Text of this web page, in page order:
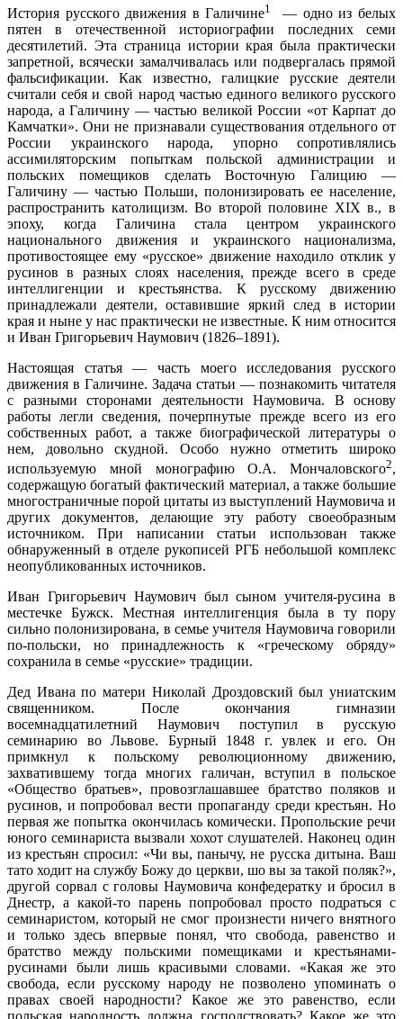
История русского движения в Галичине1
— одно из белых
пятен в отечественной историографии последних семи
десятилетий. Эта страница истории края была практически
запретной, всячески замалчивалась или подвергалась прямой
фальсификации. Как известно, галицкие русские деятели
считали себя и свой народ частью единого великого русского
народа, а Галичину — частью великой России «от Карпат до
Камчатки». Они не признавали существования отдельного от
России украинского народа, упорно сопротивлялись
ассимиляторским попыткам польской администрации и
польских помещиков сделать Восточную Галицию —
Галичину — частью Польши, полонизировать ее население,
распространить католицизм. Во второй половине XIX в., в
эпоху, когда Галичина стала центром украинского
национального движения и украинского национализма,
противостоящее ему «русское» движение находило отклик у
русинов в разных слоях населения, прежде всего в среде
интеллигенции и крестьянства. К русскому движению
принадлежали деятели, оставившие яркий след в истории
края и ныне у нас практически не известные. К ним относится
и Иван Григорьевич Наумович (1826–1891).
Настоящая статья — часть моего исследования русского
движения в Галичине. Задача статьи — познакомить читателя
с разными сторонами деятельности Наумовича. В основу
работы легли сведения, почерпнутые прежде всего из его
собственных работ, а также биографической литературы о
нем, довольно скудной. Особо нужно отметить широко
используемую мной монографию О.А. Мончаловского2,
содержащую богатый фактический материал, а также большие
многостраничные порой цитаты из выступлений Наумовича и
других документов, делающие эту работу своеобразным
источником. При написании статьи использован также
обнаруженный в отделе рукописей РГБ небольшой комплекс
неопубликованных источников.
Иван Григорьевич Наумович был сыном учителя-русина в
местечке Бужск. Местная интеллигенция была в ту пору
сильно полонизирована, в семье учителя Наумовича говорили
по-польски, но принадлежность к «греческому обряду»
сохранила в семье «русские» традиции.
Дед Ивана по матери Николай Дроздовский был униатским
священником. После окончания гимназии
восемнадцатилетний Наумович поступил в русскую
семинарию во Львове. Бурный 1848 г. увлек и его. Он
примкнул к польскому революционному движению,
захватившему тогда многих галичан, вступил в польское
«Общество братьев», провозглашавшее братство поляков и
русинов, и попробовал вести пропаганду среди крестьян. Но
первая же попытка окончилась комически. Пропольские речи
юного семинариста вызвали хохот слушателей. Наконец один
из крестьян спросил: «Чи вы, панычу, не русска дитына. Ваш
тато ходит на службу Божу до церкви, шо вы за такой поляк?»,
другой сорвал с головы Наумовича конфедератку и бросил в
Днестр, а какой-то парень попробовал просто подраться с
семинаристом, который не смог произнести ничего внятного
и только здесь впервые понял, что свобода, равенство и
братство между польскими помещиками и крестьянами-
русинами были лишь красивыми словами. «Какая же это
свобода, если русскому народу не позволено упоминать о
правах своей народности? Какое же это равенство, если